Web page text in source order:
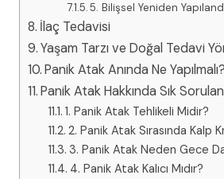
5. Bilişsel Yeniden
İlaç Tedavisi
Yaşam Tarzı ve Doğal Tedavi
Panik Atak Anında Ne Yapılmalı?
Panik Atak Hakkında Sık
1. Panik Atak Tehlikeli Midir?
2. Panik Atak Sırasında Kalp
3. Panik Atak Neden Gece
4. Panik Atak Kalıcı Mıdır?